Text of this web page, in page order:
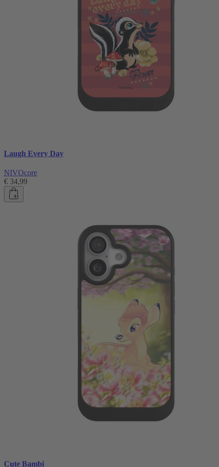
Laugh Every Day
NIVOcore
€ 34,99
Cute Bambi